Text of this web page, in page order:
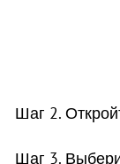
Шаг 2.
Шаг 3.